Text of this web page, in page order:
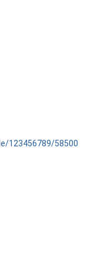
123456789/58500